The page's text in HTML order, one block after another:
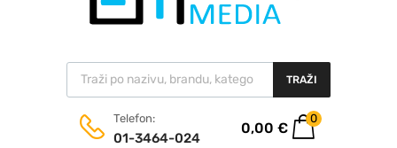
TRAŽI
Telefon:
01-3464-024
0,00 €
0